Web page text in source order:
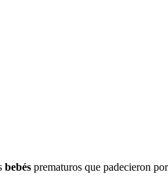
bebés prematuros que padecieron